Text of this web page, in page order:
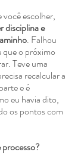
escolher,
disciplina e
. Falhou
o próximo
Teve uma
recalcular a
e é
eu havia dito,
os pontos com